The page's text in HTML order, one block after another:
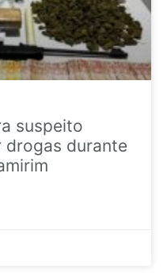
suspeito
durante